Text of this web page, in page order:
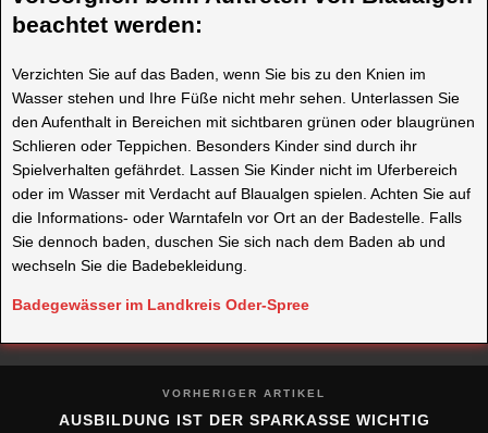
Verzichten Sie auf das Baden, wenn Sie bis zu den Knien im
Wasser stehen und Ihre Füße nicht mehr sehen. Unterlassen Sie
Schlieren oder Teppichen. Besonders Kinder sind durch ihr
oder im Wasser mit Verdacht auf Blaualgen spielen. Achten Sie auf
die Informations- oder Warntafeln vor Ort an der Badestelle. Falls
Sie dennoch baden, duschen Sie sich nach dem Baden ab und
Badegewässer im Landkreis Oder-Spree
NÄCHSTER ARTIKEL
DECKENERNEUERUNG DER ORTSDURCHFAHRT KOLPIN